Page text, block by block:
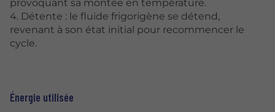
provoquant sa montée en température.
4. Détente : le fluide frigorigène se détend,
revenant à son état initial pour recommencer le
cycle.
Énergie utilisée